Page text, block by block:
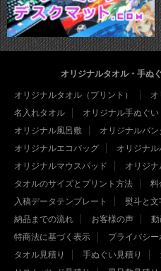
オリジナルタオル・手ぬ
オリジナルタオル（プリント）
オ
名入れタオル
オリジナル手ぬぐい
オリジナル風呂敷
オリジナルバン
オリジナルエコバッグ
オリジナル
オリジナルマウスパッド
オリジナ
タオルのサイズとプリント方法
料
入稿データテンプレート
熨斗と文
納品までの流れ
お客様の声 動
特商法に基づく表示
プライバシー
タオル見積り
手ぬぐい見積り